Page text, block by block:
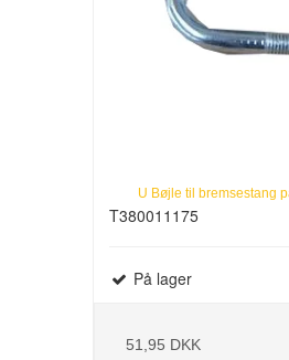
U Bøjle til bremsestang
T380011175
På lager
51,95 DKK